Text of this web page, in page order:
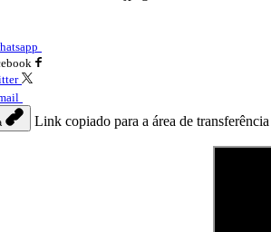
Link copiado para a área de transferência